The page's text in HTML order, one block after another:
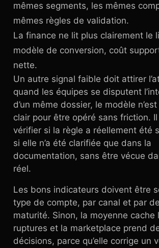
mêmes segments, les mêmes
mêmes règles de validation.
La finance ne lit plus clairement le
modèle de conversion, coût
nette.
Un autre signal faible doit attirer
quand les équipes se disputent
d’un même dossier, le modèle
clair pour être opéré sans friction.
vérifier si la règle a réellement été
si elle n’a été clarifiée que dans la
documentation, sans être vécue
réel.
Les bons indicateurs doivent être
type de compte, par canal et par
maturité. Sinon, la moyenne cache
ruptures et la marketplace prend
décisions, parce qu’elle corrige un